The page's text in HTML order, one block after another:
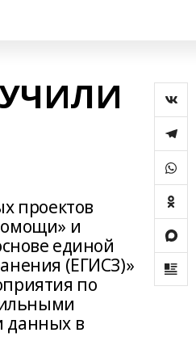
проектов
и
единой
(ЕГИСЗ)»
по
данных в